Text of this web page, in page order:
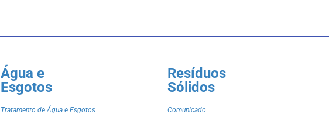
Água e
Esgotos
Tratamento de Água e Esgotos
Resíduos
Sólidos
Comunicado